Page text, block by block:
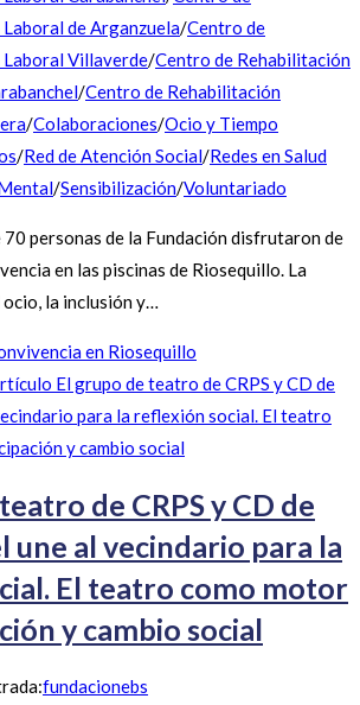
de Arganzuela/Centro de
Villaverde/Centro de Rehabilitación
/Centro de Rehabilitación
/Colaboraciones/Ocio y Tiempo
/Red de Atención Social/Redes en Salud
/Sensibilización/Voluntariado
70 personas de la Fundación disfrutaron de
en las piscinas de Riosequillo. La
la inclusión y…
en Riosequillo
de CRPS y CD de
une al vecindario para la
El teatro como motor
y cambio social
fundacionebs